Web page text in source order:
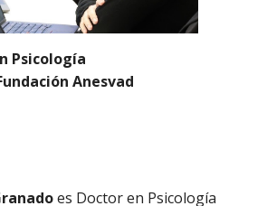
Psicología
Anesvad
es Doctor en Psicología